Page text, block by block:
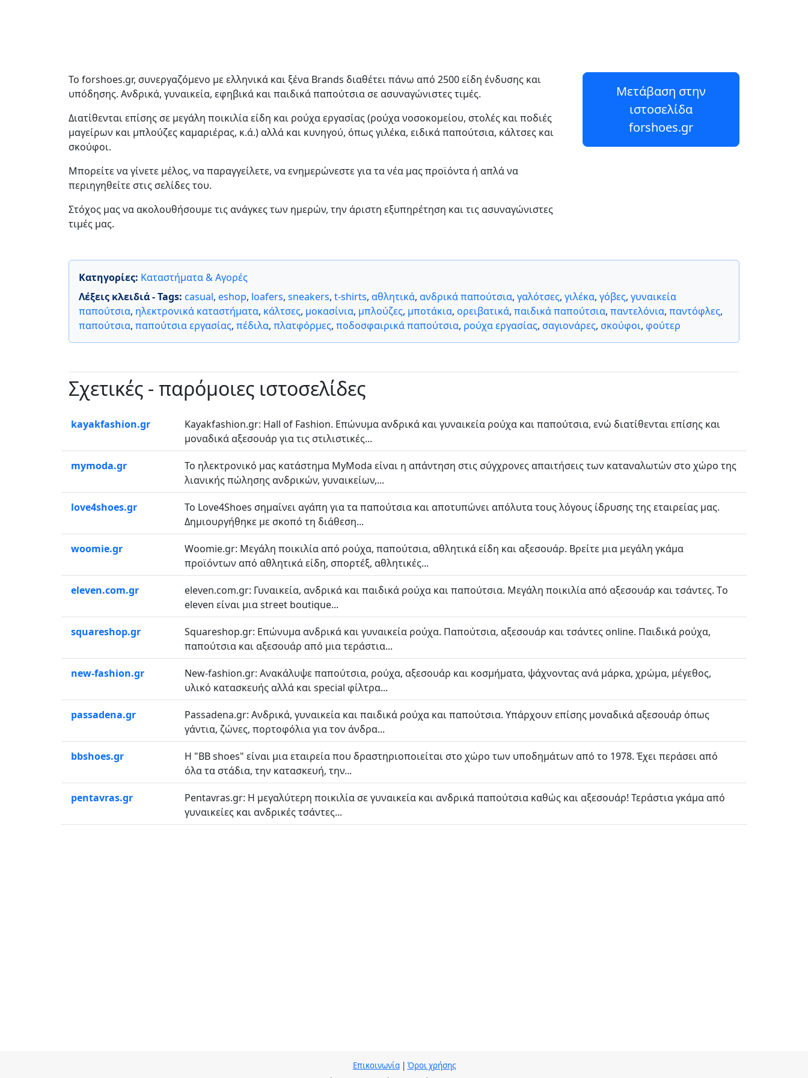
Το forshoes.gr, συνεργαζόμενο με ελληνικά και ξένα Brands διαθέτει πάνω από 2500 είδη ένδυσης και
υπόδησης. Ανδρικά, γυναικεία, εφηβικά και παιδικά παπούτσια σε ασυναγώνιστες τιμές.
Διατίθενται επίσης σε μεγάλη ποικιλία είδη και ρούχα εργασίας (ρούχα νοσοκομείου, στολές και ποδιές
μαγείρων και μπλούζες καμαριέρας, κ.ά.) αλλά και κυνηγού, όπως γιλέκα, ειδικά παπούτσια, κάλτσες και
σκούφοι.
Μπορείτε να γίνετε μέλος, να παραγγείλετε, να ενημερώνεστε για τα νέα μας προϊόντα ή απλά να
περιηγηθείτε στις σελίδες του.
Στόχος μας να ακολουθήσουμε τις ανάγκες των ημερών, την άριστη εξυπηρέτηση και τις ασυναγώνιστες
τιμές μας.
Μετάβαση στην
ιστοσελίδα
forshoes.gr
Κατηγορίες: Καταστήματα & Αγορές
Λέξεις κλειδιά - Tags: casual, eshop, loafers, sneakers, t-shirts, αθλητικά, ανδρικά παπούτσια, γαλότσες, γιλέκα, γόβες, γυναικεία
παπούτσια, ηλεκτρονικά καταστήματα, κάλτσες, μοκασίνια, μπλούζες, μποτάκια, ορειβατικά, παιδικά παπούτσια, παντελόνια, παντόφλες,
παπούτσια, παπούτσια εργασίας, πέδιλα, πλατφόρμες, ποδοσφαιρικά παπούτσια, ρούχα εργασίας, σαγιονάρες, σκούφοι, φούτερ
Σχετικές - παρόμοιες ιστοσελίδες
kayakfashion.gr
Kayakfashion.gr: Hall of Fashion. Επώνυμα ανδρικά και γυναικεία ρούχα και παπούτσια, ενώ διατίθενται επίσης και
μοναδικά αξεσουάρ για τις στιλιστικές...
mymoda.gr
Το ηλεκτρονικό μας κατάστημα MyModa είναι η απάντηση στις σύγχρονες απαιτήσεις των καταναλωτών στο χώρο της
λιανικής πώλησης ανδρικών, γυναικείων,...
love4shoes.gr
Το Love4Shoes σημαίνει αγάπη για τα παπούτσια και αποτυπώνει απόλυτα τους λόγους ίδρυσης της εταιρείας μας.
Δημιουργήθηκε με σκοπό τη διάθεση...
woomie.gr
Woomie.gr: Μεγάλη ποικιλία από ρούχα, παπούτσια, αθλητικά είδη και αξεσουάρ. Βρείτε μια μεγάλη γκάμα
προϊόντων από αθλητικά είδη, σπορτέξ, αθλητικές...
eleven.com.gr
eleven.com.gr: Γυναικεία, ανδρικά και παιδικά ρούχα και παπούτσια. Μεγάλη ποικιλία από αξεσουάρ και τσάντες. Τo
eleven είναι μια street boutique...
squareshop.gr
Squareshop.gr: Επώνυμα ανδρικά και γυναικεία ρούχα. Παπούτσια, αξεσουάρ και τσάντες online. Παιδικά ρούχα,
παπούτσια και αξεσουάρ από μια τεράστια...
new-fashion.gr
New-fashion.gr: Ανακάλυψε παπούτσια, ρούχα, αξεσουάρ και κοσμήματα, ψάχνοντας ανά μάρκα, χρώμα, μέγεθος,
υλικό κατασκευής αλλά και special φίλτρα...
passadena.gr
Passadena.gr: Ανδρικά, γυναικεία και παιδικά ρούχα και παπούτσια. Υπάρχουν επίσης μοναδικά αξεσουάρ όπως
γάντια, ζώνες, πορτοφόλια για τον άνδρα...
bbshoes.gr
Η "BB shoes" είναι μια εταιρεία που δραστηριοποιείται στο χώρο των υποδημάτων από το 1978. Έχει περάσει από
όλα τα στάδια, την κατασκευή, την...
pentavras.gr
Pentavras.gr: Η μεγαλύτερη ποικιλία σε γυναικεία και ανδρικά παπούτσια καθώς και αξεσουάρ! Τεράστια γκάμα από
γυναικείες και ανδρικές τσάντες...
Επικοινωνία| Όροι χρήσης